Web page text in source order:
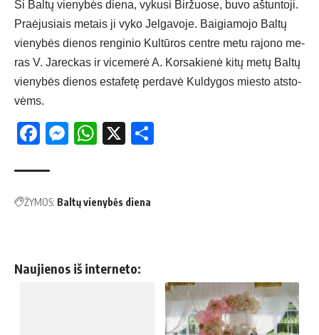
Ši Bal­tų vie­ny­bės die­na, vy­ku­si Bir­žuo­se, bu­vo aš­tun­to­ji.
Praė­ju­siais me­tais ji vy­ko Jel­ga­vo­je. Bai­gia­mo­jo Bal­tų
vie­ny­bės die­nos ren­gi­nio Kul­tū­ros cent­re me­tu ra­jo­no me­
ras V. Ja­rec­kas ir vi­ce­me­rė A. Kor­sa­kie­nė ki­tų me­tų Bal­tų
vie­ny­bės die­nos es­ta­fe­tę per­da­vė Kul­dy­gos mies­to at­sto­
vėms.
Facebook
Messenger
WhatsApp
X
ŽYMOS: Baltų vienybės diena
Naujienos iš interneto: